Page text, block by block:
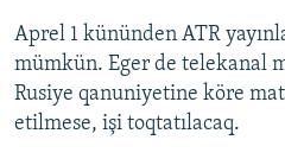
Aprel 1 kününden ATR
mümkün. Eger de telekanal
Rusiye qanuniyetine köre
etilmese, işi toqtatılacaq.